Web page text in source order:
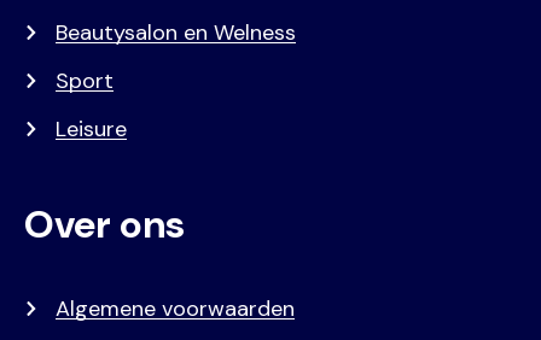
Beautysalon en Welness
Sport
Leisure
Over ons
Algemene voorwaarden